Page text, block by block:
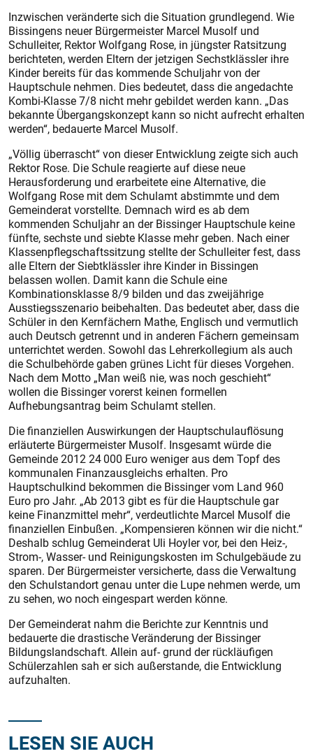
Inzwischen veränderte sich die Situation grundlegend. Wie
Bissingens neuer Bürgermeister Marcel Musolf und
Schulleiter, Rektor Wolfgang Rose, in jüngster Ratsitzung
berichteten, werden Eltern der jetzigen Sechstklässler ihre
Kinder bereits für das kommende Schuljahr von der
Hauptschule nehmen. Dies bedeutet, dass die angedachte
Kombi-Klasse 7/8 nicht mehr gebildet werden kann. „Das
bekannte Übergangskonzept kann so nicht aufrecht erhalten
werden“, bedauerte Marcel Musolf.
„Völlig überrascht“ von dieser Entwicklung zeigte sich auch
Rektor Rose. Die Schule reagierte auf diese neue
Herausforderung und erarbeitete eine Alternative, die
Wolfgang Rose mit dem Schulamt abstimmte und dem
Gemeinderat vorstellte. Demnach wird es ab dem
kommenden Schuljahr an der Bissinger Hauptschule keine
fünfte, sechste und siebte Klasse mehr geben. Nach einer
Klassenpflegschaftssitzung stellte der Schulleiter fest, dass
alle Eltern der Siebtklässler ihre Kinder in Bissingen
belassen wollen. Damit kann die Schule eine
Kombinationsklasse 8/9 bilden und das zweijährige
Ausstiegsszenario beibehalten. Das bedeutet aber, dass die
Schüler in den Kernfächern Mathe, Englisch und vermutlich
auch Deutsch getrennt und in anderen Fächern gemeinsam
unterrichtet werden. Sowohl das Lehrerkollegium als auch
die Schulbehörde gaben grünes Licht für dieses Vorgehen.
Nach dem Motto „Man weiß nie, was noch geschieht“
wollen die Bissinger vorerst keinen formellen
Aufhebungsantrag beim Schulamt stellen.
Die finanziellen Auswirkungen der Hauptschulauflösung
erläuterte Bürgermeister Musolf. Insgesamt würde die
Gemeinde 2012 24 000 Euro weniger aus dem Topf des
kommunalen Finanzausgleichs erhalten. Pro
Hauptschulkind bekommen die Bissinger vom Land 960
Euro pro Jahr. „Ab 2013 gibt es für die Hauptschule gar
keine Finanzmittel mehr“, verdeutlichte Marcel Musolf die
finanziellen Einbußen. „Kompensieren können wir die nicht.“
Deshalb schlug Gemeinderat Uli Hoyler vor, bei den Heiz-,
Strom-, Wasser- und Reinigungskosten im Schulgebäude zu
sparen. Der Bürgermeister versicherte, dass die Verwaltung
den Schulstandort genau unter die Lupe nehmen werde, um
zu sehen, wo noch eingespart werden könne.
Der Gemeinderat nahm die Berichte zur Kenntnis und
bedauerte die drastische Veränderung der Bissinger
Bildungslandschaft. Allein auf- grund der rückläufigen
Schülerzahlen sah er sich außerstande, die Entwicklung
aufzuhalten.
LESEN SIE AUCH